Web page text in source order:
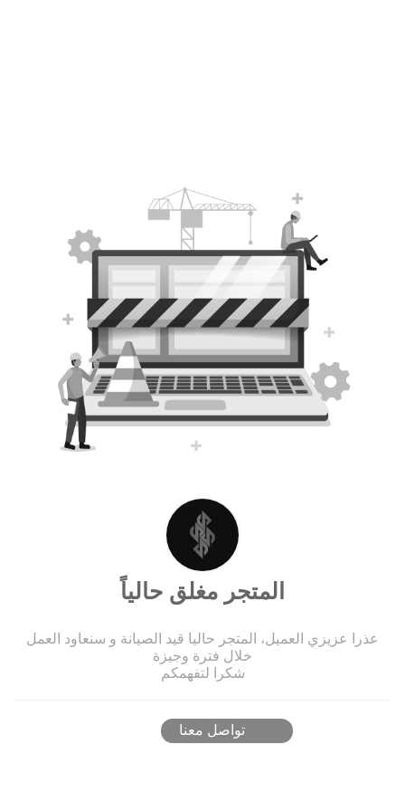
المتجر مغلق حالياً
عذرا عزيزي العميل، المتجر حاليا قيد الصيانة و سنعاود العمل
خلال فترة وجيزة
شكرا لتفهمكم
تواصل معنا